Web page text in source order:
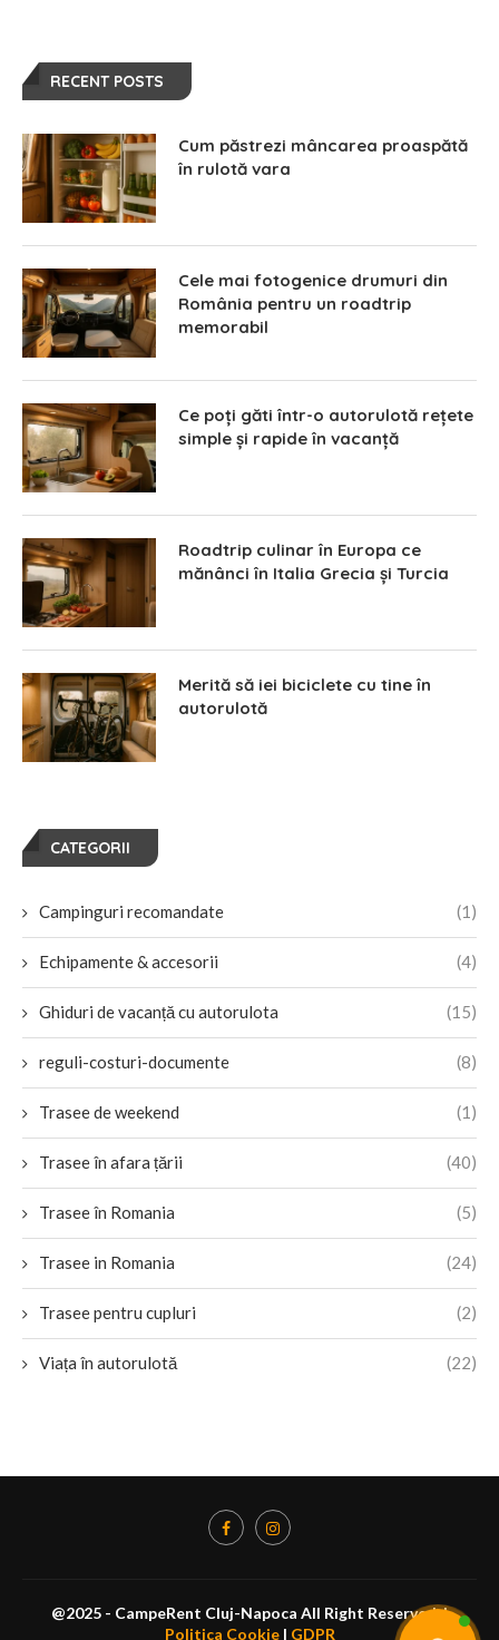
RECENT POSTS
Cum păstrezi mâncarea proaspătă
în rulotă vara
Cele mai fotogenice drumuri din
România pentru un roadtrip
memorabil
Ce poți găti într-o autorulotă rețete
simple și rapide în vacanță
Roadtrip culinar în Europa ce
mănânci în Italia Grecia și Turcia
Merită să iei biciclete cu tine în
autorulotă
CATEGORII
Campinguri recomandate (1)
Echipamente & accesorii (4)
Ghiduri de vacanță cu autorulota (15)
reguli-costuri-documente (8)
Trasee de weekend (1)
Trasee în afara țării (40)
Trasee în Romania (5)
Trasee in Romania (24)
Trasee pentru cupluri (2)
Viața în autorulotă (22)
@2025 - CampeRent Cluj-Napoca All Right Reserved. |
Politica Cookie| GDPR